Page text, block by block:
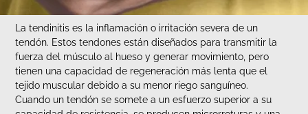
La tendinitis es la inflamación o irritación severa de un
tendón. Estos tendones están diseñados para transmitir la
fuerza del músculo al hueso y generar movimiento, pero
tienen una capacidad de regeneración más lenta que el
tejido muscular debido a su menor riego sanguíneo.
Cuando un tendón se somete a un esfuerzo superior a su